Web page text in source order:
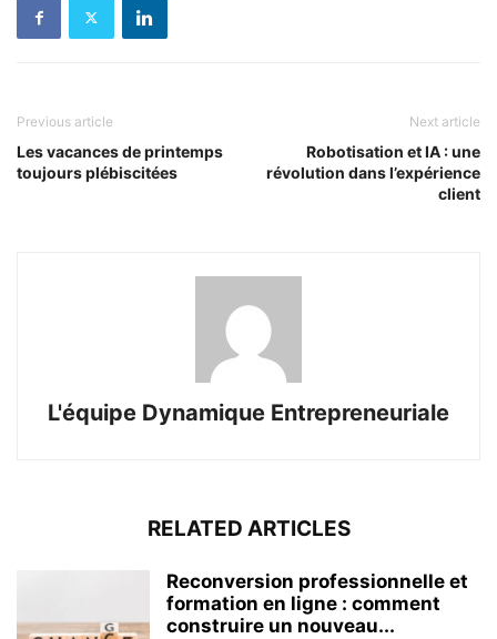
Previous article
Les vacances de printemps
toujours plébiscitées
Next article
Robotisation et IA : une
révolution dans l’expérience
client
L'équipe Dynamique Entrepreneuriale
RELATED ARTICLES
Reconversion professionnelle et
formation en ligne : comment
construire un nouveau...